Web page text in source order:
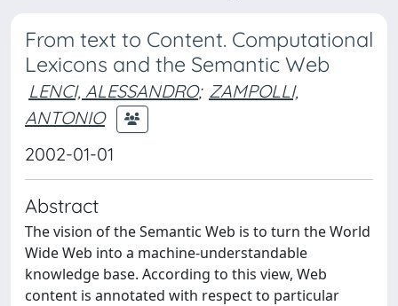
From text to Content. Computational
Lexicons and the Semantic Web
LENCI, ALESSANDRO; ZAMPOLLI,
ANTONIO
2002-01-01
Abstract
The vision of the Semantic Web is to turn the World
Wide Web into a machine-understandable
knowledge base. According to this view, Web
content is annotated with respect to particular